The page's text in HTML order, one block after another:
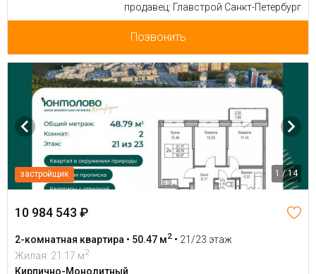
продавец: Главстрой Санкт-Петербург
Позвонить
застройщик 1 / 14
10 984 543 ₽
2-комнатная квартира • 50.47 м2 • 21/23 этаж
Жилая: 21.17 м2
Кирпично-Монолитный